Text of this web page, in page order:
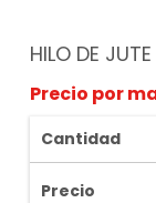
HILO DE
Precio por
Cantidad
Precio